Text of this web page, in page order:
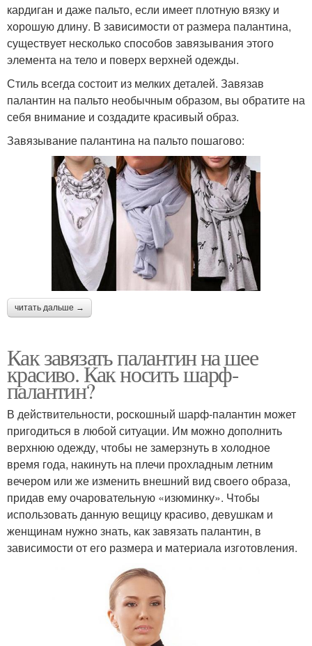
кардиган и даже пальто, если имеет плотную вязку и
хорошую длину. В зависимости от размера палантина,
существует несколько способов завязывания этого
элемента на тело и поверх верхней одежды.
Стиль всегда состоит из мелких деталей. Завязав
палантин на пальто необычным образом, вы обратите на
себя внимание и создадите красивый образ.
Завязывание палантина на пальто пошагово:
читать дальше →
Как завязать палантин на шее
красиво. Как носить шарф-
палантин?
В действительности, роскошный шарф-палантин может
пригодиться в любой ситуации. Им можно дополнить
верхнюю одежду, чтобы не замерзнуть в холодное
время года, накинуть на плечи прохладным летним
вечером или же изменить внешний вид своего образа,
придав ему очаровательную «изюминку». Чтобы
использовать данную вещицу красиво, девушкам и
женщинам нужно знать, как завязать палантин, в
зависимости от его размера и материала изготовления.